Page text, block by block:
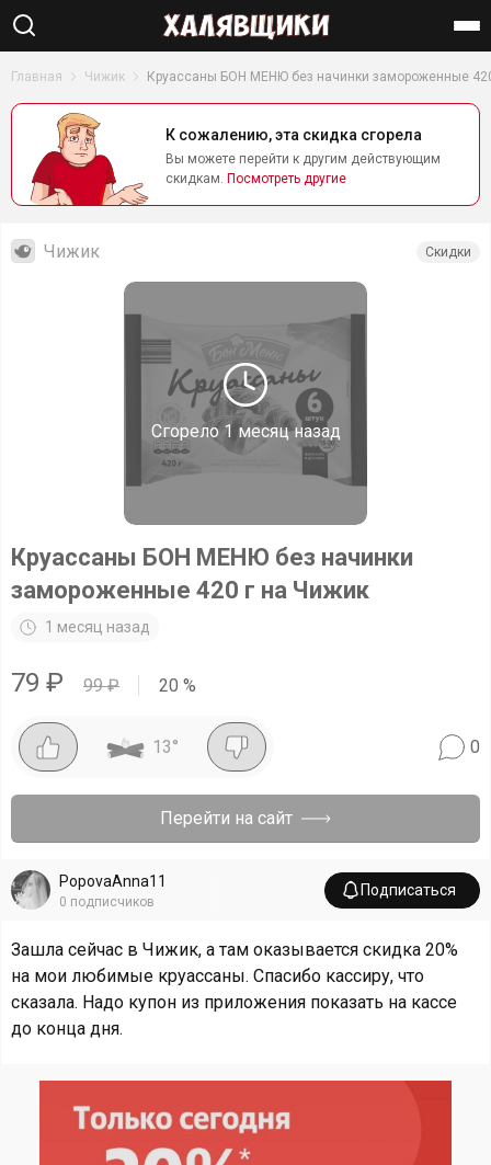
Найти
Главная Чижик Круассаны БОН МЕНЮ без начинки замороженные
К сожалению, эта скидка сгорела
Вы можете перейти к другим действующим
скидкам. Посмотреть другие
Сгорело1 месяц назад
Чижик Скидки
Круассаны БОН МЕНЮ без начинки
замороженные 420 г на Чижик
1 месяц назад
79 ₽ 99₽ 20 %
13° 0
Перейти на сайт
PopovaAnna11
0 подписчиков
Подписаться
Зашла сейчас в Чижик, а там оказывается скидка 20%
на мои любимые круассаны. Спасибо кассиру, что
сказала. Надо купон из приложения показать на кассе
до конца дня.